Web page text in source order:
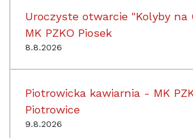
Uroczyste otwarcie "Kolyby na
MK PZKO Piosek
8.8.2026
Piotrowicka kawiarnia - MK
Piotrowice
9.8.2026